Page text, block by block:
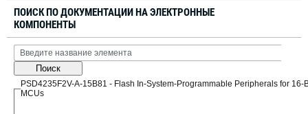
ПОИСК ПО ДОКУМЕНТАЦИИ НА ЭЛЕКТРОННЫЕ
КОМПОНЕНТЫ
Поиск
PSD4235F2V-A-15B81 - Flash In-System-Programmable Peripherals for 16-
MCUs